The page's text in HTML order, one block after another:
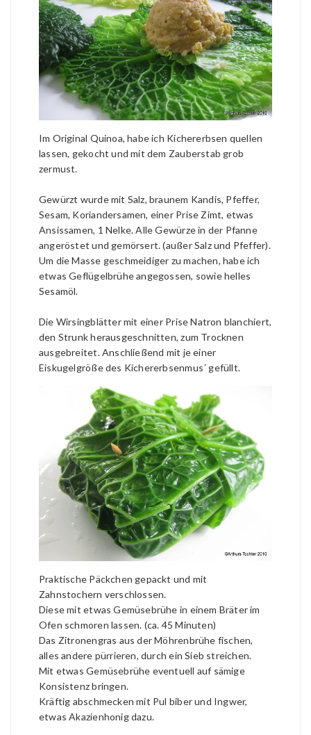
Im Original Quinoa, habe ich Kichererbsen quellen
lassen, gekocht und mit dem Zauberstab grob
zermust.
Gewürzt wurde mit Salz, braunem Kandis, Pfeffer,
Sesam, Koriandersamen, einer Prise Zimt, etwas
Ansissamen, 1 Nelke. Alle Gewürze in der Pfanne
angeröstet und gemörsert. (außer Salz und Pfeffer).
Um die Masse geschmeidiger zu machen, habe ich
etwas Geflügelbrühe angegossen, sowie helles
Sesamöl.
Die Wirsingblätter mit einer Prise Natron blanchiert,
den Strunk herausgeschnitten, zum Trocknen
ausgebreitet. Anschließend mit je einer
Eiskugelgröße des Kichererbsenmus´ gefüllt.
Praktische Päckchen gepackt und mit
Zahnstochern verschlossen.
Diese mit etwas Gemüsebrühe in einem Bräter im
Ofen schmoren lassen. (ca. 45 Minuten)
Das Zitronengras aus der Möhrenbrühe fischen,
alles andere pürrieren, durch ein Sieb streichen.
Mit etwas Gemüsebrühe eventuell auf sämige
Konsistenz bringen.
Kräftig abschmecken mit Pul biber und Ingwer,
etwas Akazienhonig dazu.